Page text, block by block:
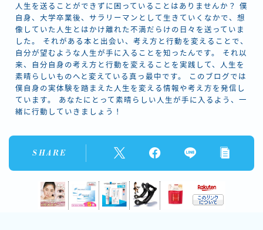
人生を送ることができずに困っていることはありませんか？ 僕
自身、大学卒業後、サラリーマンとして生きていくなかで、想
像していた人生とはかけ離れた不満だらけの日々を送っていま
した。 それがある本と出会い、考え方と行動を変えることで、
自分が望むような人生が手に入ることを知ったんです。 それ以
来、自分自身の考え方と行動を変えることを実践して、人生を
素晴らしいものへと変えている真っ最中です。 このブログでは
僕自身の実体験を踏まえた人生を変える情報や考え方を発信し
ています。 あなたにとって素晴らしい人生が手に入るよう、一
緒に行動していきましょう！
SHARE